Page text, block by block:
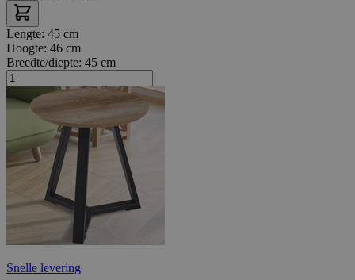
Lengte: 45 cm
Hoogte: 46 cm
Breedte/diepte: 45 cm
Snelle levering